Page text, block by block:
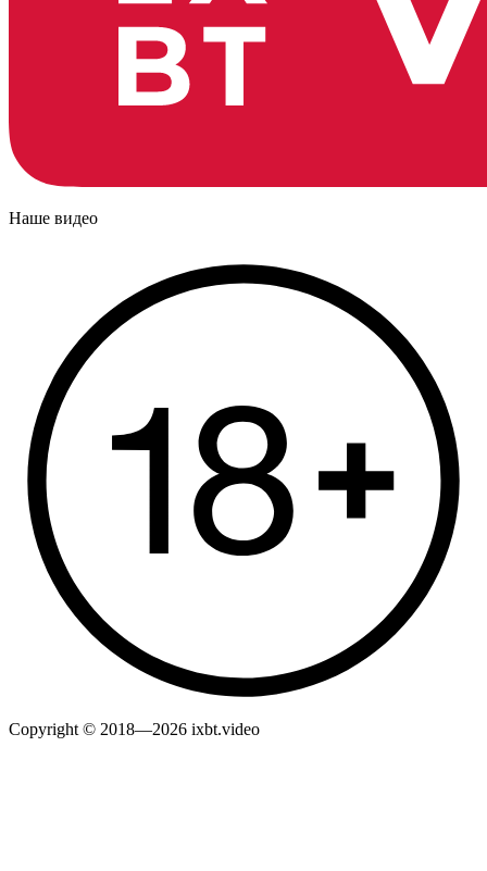
Наше видео
Copyright © 2018—2026 ixbt.video